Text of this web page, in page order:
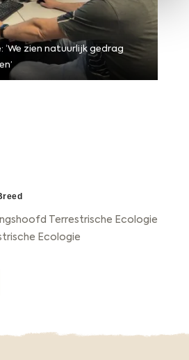
‘We zien natuurlijk gedrag
Terrestrische Ecologie
Ecologie